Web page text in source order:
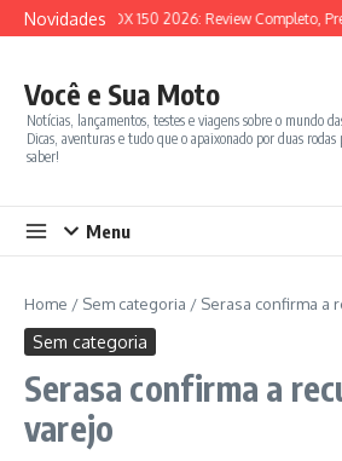
Ir para o conteúdo
NovidadesSYM ADX 150 2026: Review Completo,
Você e Sua Moto
Notícias, lançamentos, testes e viagens sobre o mundo
Dicas, aventuras e tudo que o apaixonado por duas rodas
saber!
Menu
Home / Sem categoria / Serasa confirma a
Sem categoria
Serasa confirma a
varejo